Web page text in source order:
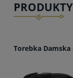
Torebka Damska